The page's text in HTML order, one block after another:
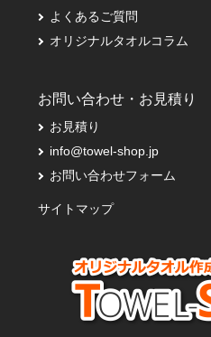
よくあるご質問
オリジナルタオルコラム
お問い合わせ・お見積り
お見積り
info@towel-shop.jp
お問い合わせフォーム
サイトマップ